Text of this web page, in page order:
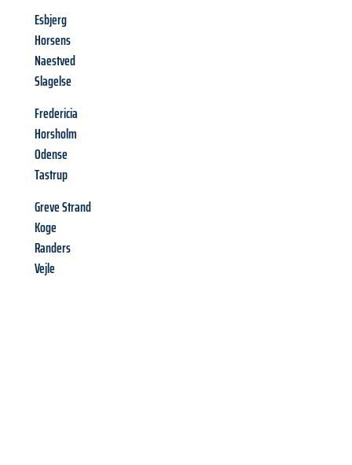
Esbjerg
Horsens
Naestved
Slagelse
Fredericia
Horsholm
Odense
Tastrup
Greve Strand
Koge
Randers
Vejle